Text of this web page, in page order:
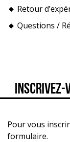
🔸 Retour
🔸 Questions /
Inscrivez-
Pour vous
formulaire.